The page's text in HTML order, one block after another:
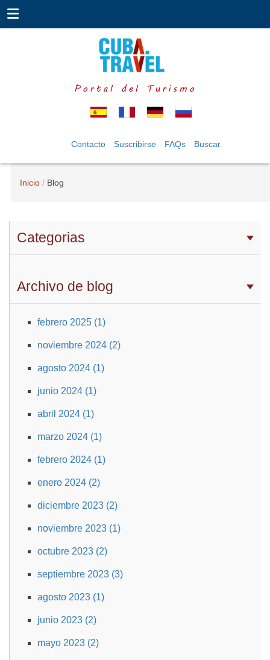
Portal del Turismo
Contacto Suscribirse FAQs Buscar
Inicio Blog
Categorias
Archivo de blog
febrero 2025 (1)
noviembre 2024 (2)
agosto 2024 (1)
junio 2024 (1)
abril 2024 (1)
marzo 2024 (1)
febrero 2024 (1)
enero 2024 (2)
diciembre 2023 (2)
noviembre 2023 (1)
octubre 2023 (2)
septiembre 2023 (3)
agosto 2023 (1)
junio 2023 (2)
mayo 2023 (2)